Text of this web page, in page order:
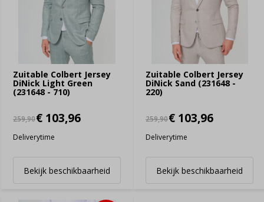
Zuitable Colbert Jersey
DiNick Light Green
(231648 - 710)
259,90€ 103,96
Deliverytime
Bekijk beschikbaarheid
Zuitable Colbert Jersey
DiNick Sand (231648 -
220)
259,90€ 103,96
Deliverytime
Bekijk beschikbaarheid